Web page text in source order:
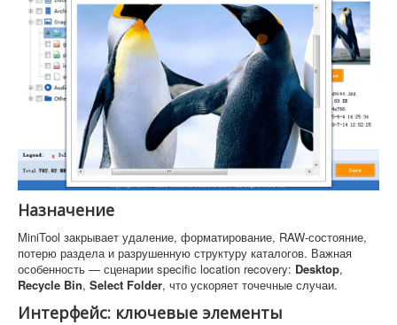
Назначение
MiniTool закрывает удаление, форматирование, RAW-состояние,
потерю раздела и разрушенную структуру каталогов. Важная
особенность — сценарии specific location recovery: Desktop,
Recycle Bin, Select Folder, что ускоряет точечные случаи.
Интерфейс: ключевые элементы